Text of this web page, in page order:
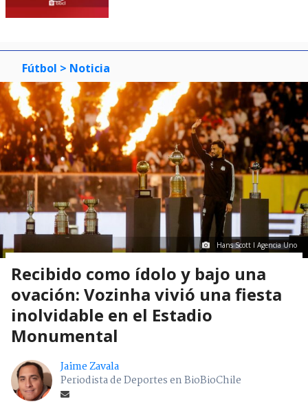
Fútbol > Noticia
Hans Scott I Agencia Uno
Recibido como ídolo y bajo una
ovación: Vozinha vivió una fiesta
inolvidable en el Estadio
Monumental
Jaime Zavala
Periodista de Deportes en BioBioChile